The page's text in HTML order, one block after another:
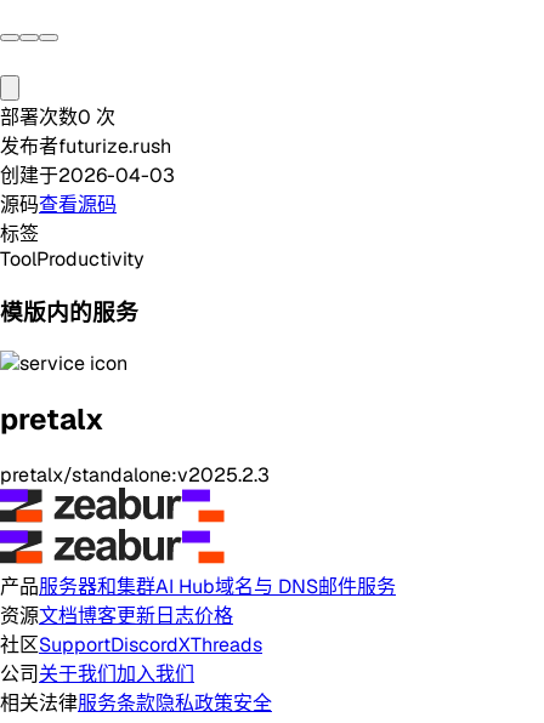
部署次数0 次
发布者futurize.rush
创建于2026-04-03
源码查看源码
标签
ToolProductivity
模版内的服务
pretalx
pretalx/standalone:v2025.2.3
产品服务器和集群AI Hub域名与 DNS邮件服务
资源文档博客更新日志价格
社区SupportDiscordXThreads
公司关于我们加入我们
相关法律服务条款隐私政策安全